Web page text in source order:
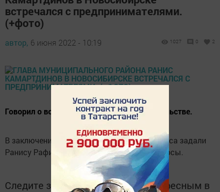
встречался с предпринимателями.
(+фото)
автор, 6 июня 2022 - 10:19 1027 0 2
Говорил о возможностях в предпринимательстве.
В заключение встречи представители бизнеса задали
Ранису Рафисовичу интересующие их вопросы.
Следите за самым важным и интересным в